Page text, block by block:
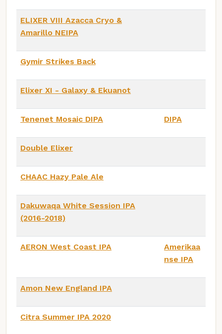
ELIXER VIII Azacca Cryo &
Amarillo NEIPA
Gymir Strikes Back
Elixer XI - Galaxy & Ekuanot
Tenenet Mosaic DIPA DIPA
Double Elixer
CHAAC Hazy Pale Ale
Dakuwaqa White Session IPA
(2016-2018)
AERON West Coast IPA
Amerikaa
nse IPA
Amon New England IPA
Citra Summer IPA 2020